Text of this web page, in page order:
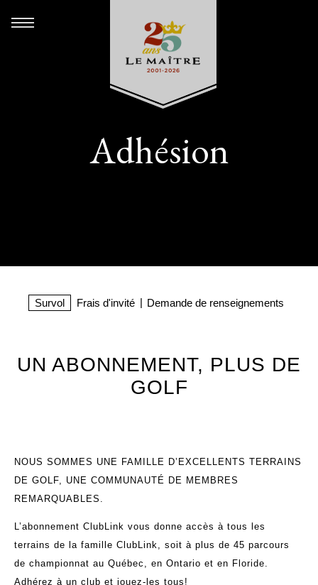
Adhésion
Survol Frais d'invité Demande de renseignements
UN ABONNEMENT, PLUS DE
GOLF
NOUS SOMMES UNE FAMILLE D’EXCELLENTS TERRAINS
DE GOLF, UNE COMMUNAUTÉ DE MEMBRES
REMARQUABLES.
L’abonnement ClubLink vous donne accès à tous les
terrains de la famille ClubLink, soit à plus de 45 parcours
de championnat au Québec, en Ontario et en Floride.
Adhérez à un club et jouez-les tous!